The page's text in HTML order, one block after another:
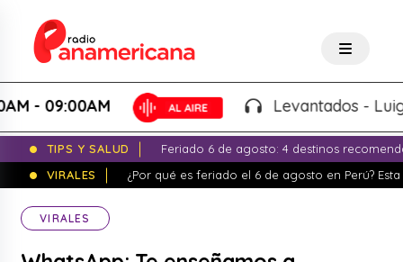
Levantados - Luigui
TIPS Y SALUD
Feriado 6 de agosto: 4 destinos
VIRALES
¿Por qué es feriado el 6 de agosto en Perú?
VIRALES